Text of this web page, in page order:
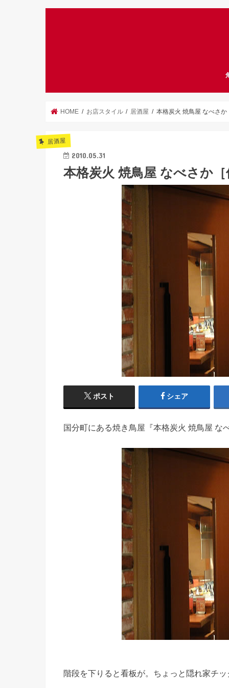
HOME お店スタイル 居酒屋 本格炭火 焼鳥屋 なべさか
居酒屋
2010.05.31
本格炭火 焼鳥屋 なべさか
ポスト シェア
国分町にある焼き鳥屋『本格炭火 焼鳥屋 な
階段を下りると看板が。ちょっと隠れ家チ